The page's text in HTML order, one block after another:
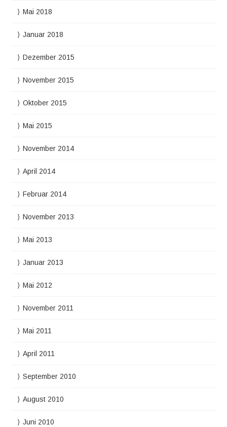
Mai 2018
Januar 2018
Dezember 2015
November 2015
Oktober 2015
Mai 2015
November 2014
April 2014
Februar 2014
November 2013
Mai 2013
Januar 2013
Mai 2012
November 2011
Mai 2011
April 2011
September 2010
August 2010
Juni 2010